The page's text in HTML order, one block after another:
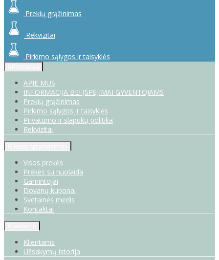
Prekių grąžinimas
Rekvizitai
Pirkimo sąlygos ir taisyklės
APIE MUS
INFORMACIJA BEI ĮSPĖJIMAI GYVENTOJAMS
Prekių grąžinimas
Pirkimo sąlygos ir taisyklės
Privatumo ir slapukų politika
Rekvizitai
Visos prekės
Prekės su nuolaida
Gamintojai
Dovanų kuponai
Svetainės medis
Kontaktai
Klientams
Užsakymų istorija